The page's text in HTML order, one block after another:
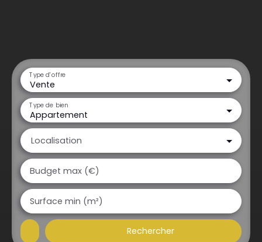
Vente
Type d'offre
Appartement
Type de bien
Localisation
Budget max (€)
Surface min (m²)
Rechercher